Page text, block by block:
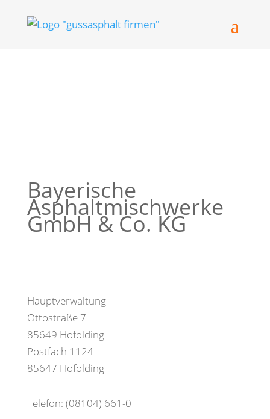
Bayerische
Asphaltmischwerke
GmbH & Co. KG
Hauptverwaltung
Ottostraße 7
85649 Hofolding
Postfach 1124
85647 Hofolding
Telefon: (08104) 661-0